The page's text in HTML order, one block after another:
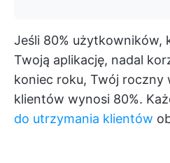
Jeśli 80% użytkowników,
Twoją aplikację, nadal
koniec roku, Twój roczny
klientów wynosi 80%.
do utrzymania klientów